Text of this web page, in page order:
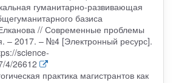
гуманитарно-развивающая
базиса
// Современные проблемы
– 2017. – №4 [Электронный ресурс].
science-
4/26612
практика магистрантов как